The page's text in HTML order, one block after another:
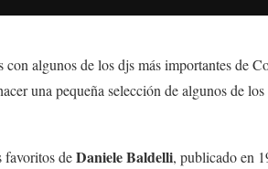
con algunos de los djs más importantes de
una pequeña selección de algunos de los
favoritos deDaniele Baldelli, publicado en